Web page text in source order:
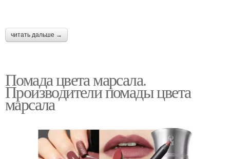
читать дальше →
Помада цвета марсала.
Производители помады цвета
марсала